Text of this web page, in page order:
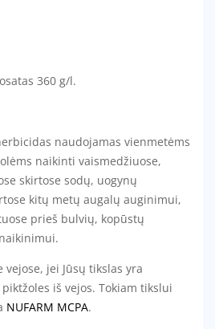
360 g/l.
naudojamas vienmetėms
naikinti vaismedžiuose,
skirtose sodų, uogynų
kitų metų augalų auginimui,
prieš bulvių, kopūstų
vejose, jei Jūsų tikslas yra
iš vejos. Tokiam tikslui
NUFARM MCPA.